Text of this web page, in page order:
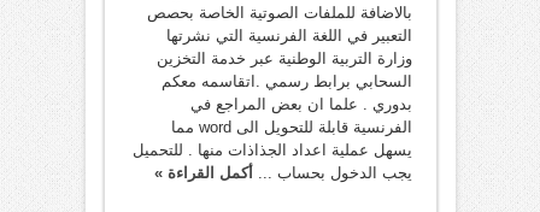
بالاضافة للملفات الصوتية الخاصة بحصص
التعبير في اللغة الفرنسية التي نشرتها
وزارة التربية الوطنية عبر خدمة التخزين
السحابي برابط رسمي .اتقاسمه معكم
بدوري . علما ان بعض المراجع في
الفرنسية قابلة للتحويل الى word مما
يسهل عملية اعداد الجذاذات منها . للتحميل
يجب الدخول بحساب ... أكمل القراءة »